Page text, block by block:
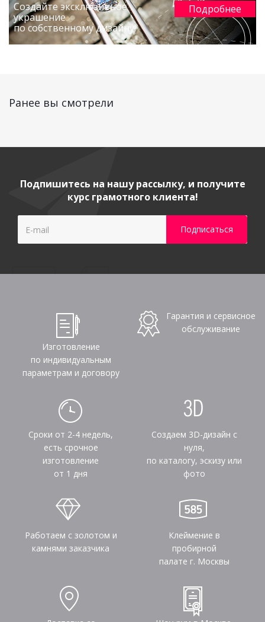
Создайте эксклюзивное
украшение
по собственному дизайну!
Подробнее
Ранее вы смотрели
Подпишитесь на нашу рассылку, и получите
курс грамотного клиента!
Изготовление
по индивидуальным
параметрам и договору
Гарантия и сервисное
обслуживание
Сроки от 2-4 недель,
есть срочное
изготовление
от 1 дня
Создаем 3D-дизайн с
нуля,
по каталогу, эскизу или
фото
Работаем с золотом и
камнями заказчика
Клеймение в
пробирной
палате г. Москвы